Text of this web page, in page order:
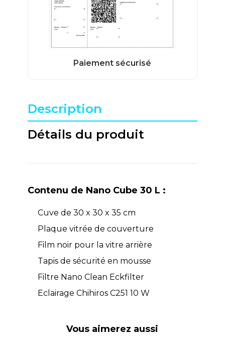
Description
Détails du produit
Contenu de Nano Cube 30 L :
Cuve de 30 x 30 x 35 cm
Plaque vitrée de couverture
Film noir pour la vitre arrière
Tapis de sécurité en mousse
Filtre Nano Clean Eckfilter
Eclairage Chihiros C251 10 W
Vous aimerez aussi